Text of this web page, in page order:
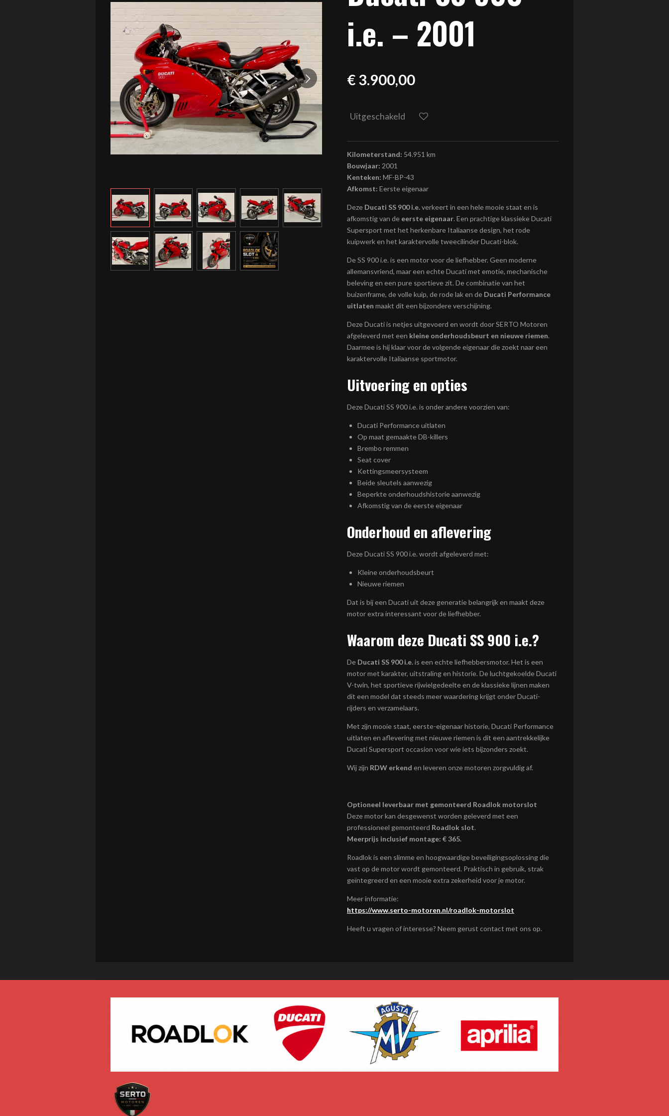
i.e. – 2001
€ 3.900,00
Uitgeschakeld
Kilometerstand: 54.951 km
Bouwjaar: 2001
Kenteken: MF-BP-43
Afkomst: Eerste eigenaar
Deze Ducati SS 900 i.e.verkeert in een hele mooie staat en is
afkomstig van de eerste eigenaar. Een prachtige klassieke Ducati
Supersport met het herkenbare Italiaanse design, het rode
kuipwerk en het karaktervolle tweecilinder Ducati-blok.
De SS 900 i.e. is een motor voor de liefhebber. Geen moderne
allemansvriend, maar een echte Ducati met emotie, mechanische
beleving en een pure sportieve zit. De combinatie van het
buizenframe, de volle kuip, de rode lak en de Ducati Performance
uitlaten maakt dit een bijzondere verschijning.
Deze Ducati is netjes uitgevoerd en wordt door SERTO Motoren
afgeleverd met een kleine onderhoudsbeurt en nieuwe riemen.
Daarmee is hij klaar voor de volgende eigenaar die zoekt naar een
karaktervolle Italiaanse sportmotor.
Uitvoering en opties
Deze Ducati SS 900 i.e. is onder andere voorzien van:
Ducati Performance uitlaten
Op maat gemaakte DB-killers
Brembo remmen
Seat cover
Kettingsmeersysteem
Beide sleutels aanwezig
Beperkte onderhoudshistorie aanwezig
Afkomstig van de eerste eigenaar
Onderhoud en aflevering
Deze Ducati SS 900 i.e. wordt afgeleverd met:
Kleine onderhoudsbeurt
Nieuwe riemen
Dat is bij een Ducati uit deze generatie belangrijk en maakt deze
motor extra interessant voor de liefhebber.
Waarom deze Ducati SS 900 i.e.?
De Ducati SS 900 i.e.is een echte liefhebbersmotor. Het is een
motor met karakter, uitstraling en historie. De luchtgekoelde Ducati
V-twin, het sportieve rijwielgedeelte en de klassieke lijnen maken
dit een model dat steeds meer waardering krijgt onder Ducati-
rijders en verzamelaars.
Met zijn mooie staat, eerste-eigenaar historie, Ducati Performance
uitlaten en aflevering met nieuwe riemen is dit een aantrekkelijke
Ducati Supersport occasion voor wie iets bijzonders zoekt.
Wij zijn RDW erkend en leveren onze motoren zorgvuldig af.
Optioneel leverbaar met gemonteerd Roadlok motorslot
Deze motor kan desgewenst worden geleverd met een
professioneel gemonteerd Roadlok slot.
Meerprijs inclusief montage: € 365.
Roadlok is een slimme en hoogwaardige beveiligingsoplossing die
vast op de motor wordt gemonteerd. Praktisch in gebruik, strak
geïntegreerd en een mooie extra zekerheid voor je motor.
Meer informatie:
https://www.serto-motoren.nl/roadlok-motorslot
Heeft u vragen of interesse? Neem gerust contact met ons op.